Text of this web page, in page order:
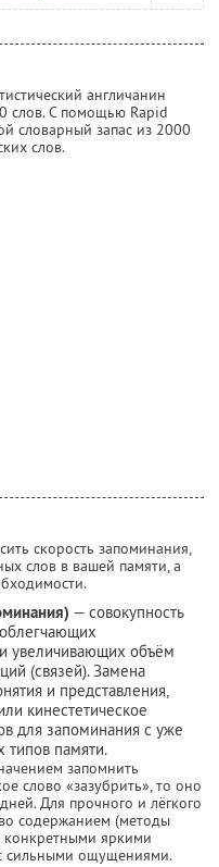
англичанин
слов. С помощью Rapid
словарный запас из 2000
слов.
скорость запоминания,
слов в вашей памяти, а
— совокупность
увеличивающих объём
(связей). Замена
и представления,
кинестетическое
для запоминания с уже
памяти.
запомнить
слово «зазубрить», то оно
Для прочного и лёгкого
содержанием (методы
конкретными яркими
сильными ощущениями.